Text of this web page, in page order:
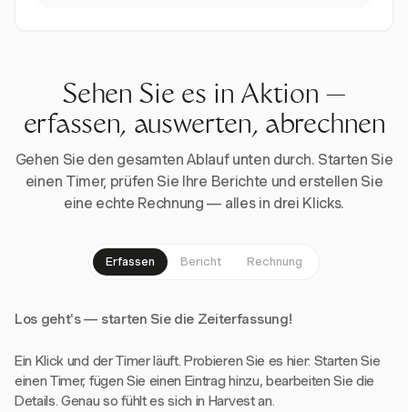
Sehen Sie es in Aktion —
erfassen, auswerten, abrechnen
Gehen Sie den gesamten Ablauf unten durch. Starten Sie
einen Timer, prüfen Sie Ihre Berichte und erstellen Sie
eine echte Rechnung — alles in drei Klicks.
Erfassen Bericht Rechnung
Los geht's — starten Sie die Zeiterfassung!
Ein Klick und der Timer läuft. Probieren Sie es hier: Starten Sie
einen Timer, fügen Sie einen Eintrag hinzu, bearbeiten Sie die
Details. Genau so fühlt es sich in Harvest an.